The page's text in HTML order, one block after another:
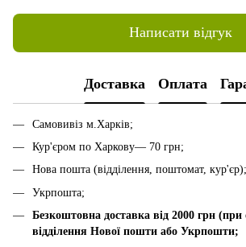
Написати відгук
Доставка Оплата
Самовивіз м.Харків;
Кур'єром по Харкову— 70 грн;
Нова пошта (відділення, поштомат, кур'єр);
Укрпошта;
Безкоштовна доставка від 2000 грн (при
відділення Нової пошти або Укрпошти;